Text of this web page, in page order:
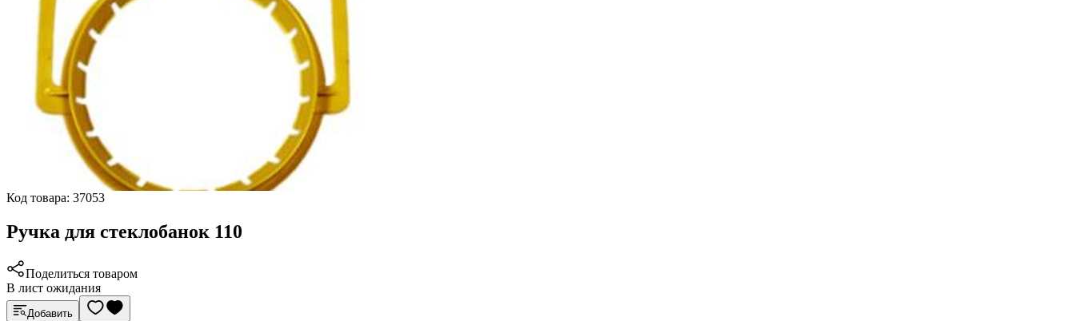
Код товара: 37053
Ручка для стеклобанок 110
Поделиться товаром
В лист ожидания
Добавить